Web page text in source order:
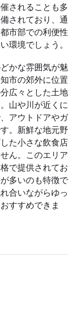
されることも多
されており、通
市部での利便性
環境でしょう。
かな雰囲気が魅
市の郊外に位置
広々とした土地
山や川が近くに
アウトドアやガ
。新鮮な地元野
た小さな飲食店
ん。このエリア
で提供されてお
多いのも特徴で
合いながらゆっ
すすめできま